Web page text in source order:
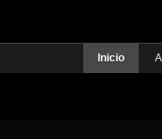
Inicio